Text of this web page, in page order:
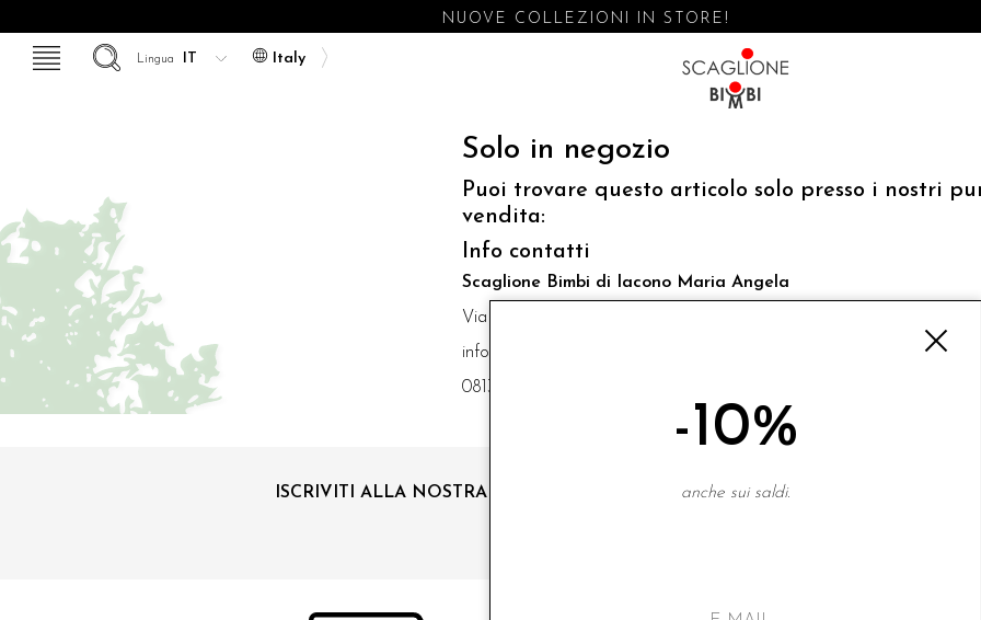
NUOVE COLLEZIONI IN STORE!
Italy
Lingua
Solo in negozio
Puoi trovare questo articolo solo presso i nostri
vendita:
Info contatti
Scaglione Bimbi di Iacono Maria Angela
Via Luigi Mazzella,73 80077 Ischia
info@scaglionebimbi.com
0813331162
ISCRIVITI ALLA NOSTRA NEWSLETTER
ho letto ed accettato le condizioni sulla
-10%
anche sui saldi.